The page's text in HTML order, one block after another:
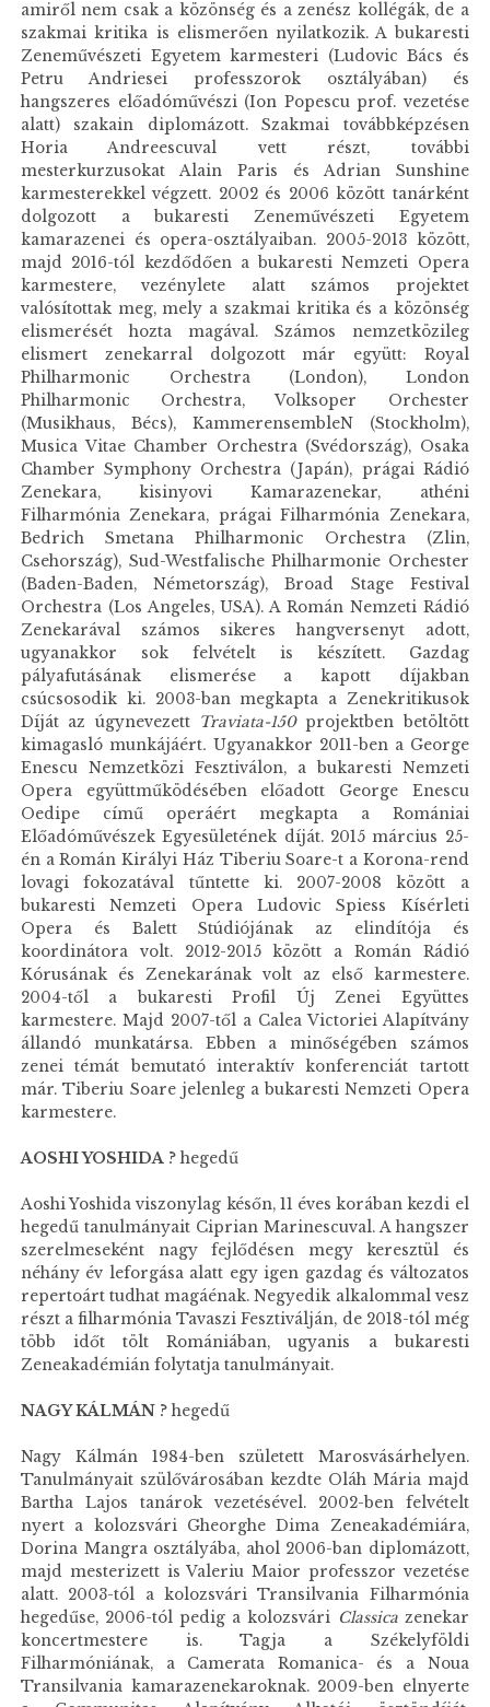
amiről nem csak a közönség és a zenész kollégák, de a
szakmai kritika is elismerően nyilatkozik. A bukaresti
Zeneművészeti Egyetem karmesteri (Ludovic Bács és
Petru Andriesei professzorok osztályában) és
hangszeres előadóművészi (Ion Popescu prof. vezetése
alatt) szakain diplomázott. Szakmai továbbképzésen
Horia Andreescuval vett részt, további
mesterkurzusokat Alain Paris és Adrian Sunshine
karmesterekkel végzett. 2002 és 2006 között tanárként
dolgozott a bukaresti Zeneművészeti Egyetem
kamarazenei és opera-osztályaiban. 2005-2013 között,
majd 2016-tól kezdődően a bukaresti Nemzeti Opera
karmestere, vezénylete alatt számos projektet
valósítottak meg, mely a szakmai kritika és a közönség
elismerését hozta magával. Számos nemzetközileg
elismert zenekarral dolgozott már együtt: Royal
Philharmonic Orchestra (London), London
Philharmonic Orchestra, Volksoper Orchester
(Musikhaus, Bécs), KammerensembleN (Stockholm),
Musica Vitae Chamber Orchestra (Svédország), Osaka
Chamber Symphony Orchestra (Japán), prágai Rádió
Zenekara, kisinyovi Kamarazenekar, athéni
Filharmónia Zenekara, prágai Filharmónia Zenekara,
Bedrich Smetana Philharmonic Orchestra (Zlin,
Csehország), Sud-Westfalische Philharmonie Orchester
(Baden-Baden, Németország), Broad Stage Festival
Orchestra (Los Angeles, USA). A Román Nemzeti Rádió
Zenekarával számos sikeres hangversenyt adott,
ugyanakkor sok felvételt is készített. Gazdag
pályafutásának elismerése a kapott díjakban
csúcsosodik ki. 2003-ban megkapta a Zenekritikusok
Díját az úgynevezett Traviata-150 projektben betöltött
kimagasló munkájáért. Ugyanakkor 2011-ben a George
Enescu Nemzetközi Fesztiválon, a bukaresti Nemzeti
Opera együttműködésében előadott George Enescu
Oedipe című operáért megkapta a Romániai
Előadóművészek Egyesületének díját. 2015 március 25-
én a Román Királyi Ház Tiberiu Soare-t a Korona-rend
lovagi fokozatával tűntette ki. 2007-2008 között a
bukaresti Nemzeti Opera Ludovic Spiess Kísérleti
Opera és Balett Stúdiójának az elindítója és
koordinátora volt. 2012-2015 között a Román Rádió
Kórusának és Zenekarának volt az első karmestere.
2004-től a bukaresti Profil Új Zenei Együttes
karmestere. Majd 2007-től a Calea Victoriei Alapítvány
állandó munkatársa. Ebben a minőségében számos
zenei témát bemutató interaktív konferenciát tartott
már. Tiberiu Soare jelenleg a bukaresti Nemzeti Opera
karmestere.
AOSHI YOSHIDA ? hegedű
Aoshi Yoshida viszonylag későn, 11 éves korában kezdi el
hegedű tanulmányait Ciprian Marinescuval. A hangszer
szerelmeseként nagy fejlődésen megy keresztül és
néhány év leforgása alatt egy igen gazdag és változatos
repertoárt tudhat magáénak. Negyedik alkalommal vesz
részt a filharmónia Tavaszi Fesztiválján, de 2018-tól még
több időt tölt Romániában, ugyanis a bukaresti
Zeneakadémián folytatja tanulmányait.
NAGY KÁLMÁN ? hegedű
Nagy Kálmán 1984-ben született Marosvásárhelyen.
Tanulmányait szülővárosában kezdte Oláh Mária majd
Bartha Lajos tanárok vezetésével. 2002-ben felvételt
nyert a kolozsvári Gheorghe Dima Zeneakadémiára,
Dorina Mangra osztályába, ahol 2006-ban diplomázott,
majd mesterizett is Valeriu Maior professzor vezetése
alatt. 2003-tól a kolozsvári Transilvania Filharmónia
hegedűse, 2006-tól pedig a kolozsvári Classicazenekar
koncertmestere is. Tagja a Székelyföldi
Filharmóniának, a Camerata Romanica- és a Noua
Transilvania kamarazenekaroknak. 2009-ben elnyerte